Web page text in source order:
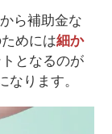
ら補助金な
めには細か
となるのが
なります。